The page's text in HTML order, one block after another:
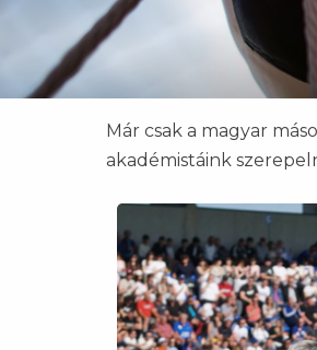
Már csak a magyar
akadémistáink